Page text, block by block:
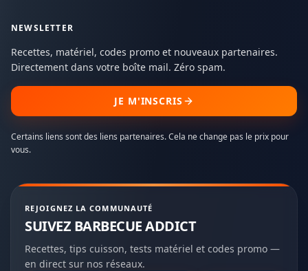
NEWSLETTER
Recettes, matériel, codes promo et nouveaux partenaires.
Directement dans votre boîte mail. Zéro spam.
JE M'INSCRIS
Certains liens sont des liens partenaires. Cela ne change pas le prix pour
vous.
REJOIGNEZ LA COMMUNAUTÉ
SUIVEZ BARBECUE ADDICT
Recettes, tips cuisson, tests matériel et codes promo —
en direct sur nos réseaux.